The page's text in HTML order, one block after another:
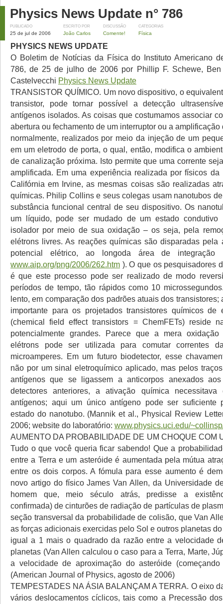
Physics News Update n° 786
PUBLICADO
25 de jul de 2006
ESCRITO POR
João Carlos
DISCUSSÃO
Comente!
CATEGORIAS
Física
PHYSICS NEWS UPDATE
O Boletim de Notícias da Física do Instituto Americano
786, de 25 de julho de 2006 por Phillip F. Schewe,
Castelvecchi Physics News Update
TRANSISTOR QUÍMICO. Um novo dispositivo, o
transistor, pode tornar possível a detecção
antígenos isolados. As coisas que costumamos associar
abertura ou fechamento de um interruptor ou a amplificação
normalmente, realizados por meio da injeção de um
em um eletrodo de porta, o qual, então, modifica o
de canalização próxima. Isto permite que uma corrente
amplificada. Em uma experiência realizada por físicos da
Califórnia em Irvine, as mesmas coisas são realizadas
químicas. Philip Collins e seus colegas usam nanotubos
substância funcional central de seu dispositivo. Os
um líquido, pode ser mudado de um estado condutivo
isolador por meio de sua oxidação – os seja, pela
elétrons livres. As reações químicas são disparadas pela
potencial elétrico, ao longoda área de integração
www.aip.org/png/2006/262.htm ). O que os pesquisadores
é que este processo pode ser realizado de modo
períodos de tempo, tão rápidos como 10
lento, em comparação dos padrões atuais dos transistores;
importante para os projetados transistores químicos de
(chemical field effect transistors = ChemFETs) reside
potencialmente grandes. Parece que a mera
elétrons pode ser utilizada para comutar correntes
microamperes. Em um futuro biodetector, esse
não por um sinal eletroquímico aplicado, mas pelos
antígenos que se ligassem a anticorpos anexados
detectores anteriores, a ativação química
antígenos; aqui um único antígeno pode ser suficiente
estado do nanotubo. (Mannik et al., Physical Review
2006; website do laboratório: www.physics.uci.edu/
AUMENTO DA PROBABILIDADE DE UM CHOQUE COM
Tudo o que você queria ficar sabendo! Que a
entre a Terra e um asteróide é aumentada pela mútua
entre os dois corpos. A fómula para esse aumento é
novo artigo do físico James Van Allen, da Universidade
homem que, meio século atrás, predisse a
confirmada) de cinturões de radiação de partículas de
seção transversal da probabilidade de colisão, que Van
as forças adicionais exercidas pelo Sol e outros planetas
igual a 1 mais o quadrado da razão entre a velocidade
planetas (Van Allen calculou o caso para a Terra, Marte,
a velocidade de aproximação do asteróide
(American Journal of Physics, agosto de 2006)
TEMPESTADES NA ÁSIA BALANÇAM A TERRA. O eixo
vários deslocamentos cíclicos, tais como a Precessão